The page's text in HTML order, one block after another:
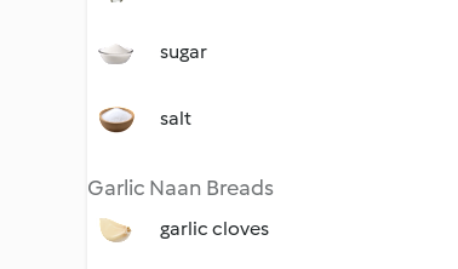
sugar
salt
Garlic Naan Breads
garlic cloves